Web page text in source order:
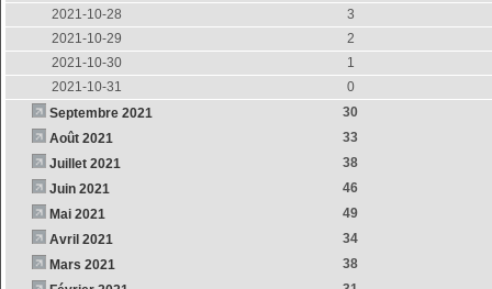
2021-10-28
3
2021-10-29
2
2021-10-30
1
2021-10-31
0
Septembre 2021
30
Août 2021
33
Juillet 2021
38
Juin 2021
46
Mai 2021
49
Avril 2021
34
Mars 2021
38